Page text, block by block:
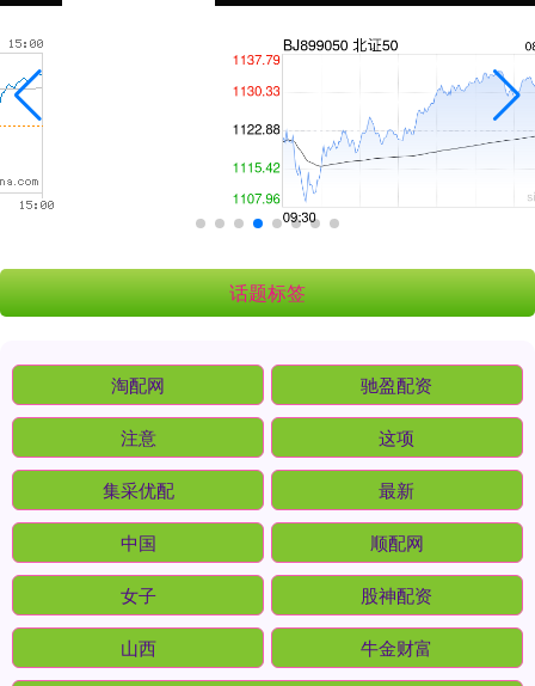
话题标签
淘配网 驰盈配资
注意 这项
集采优配 最新
中国 顺配网
女子 股神配资
山西 牛金财富